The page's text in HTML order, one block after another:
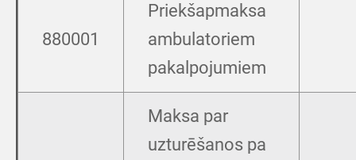
880001
Priekšapmaksa
ambulatoriem
pakalpojumiem
Maksa par
uzturēšanos pa